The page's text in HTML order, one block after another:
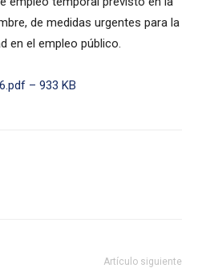
de medidas urgentes para la
en el empleo público.
– 933 KB
Artículo siguiente